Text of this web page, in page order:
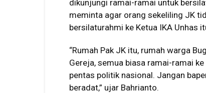
dikunjungi ramai-ramai untuk
meminta agar orang sekeliling JK
bersilaturahmi ke Ketua IKA Unhas
“Rumah Pak JK itu, rumah warga
Gereja, semua biasa ramai-ramai
pentas politik nasional. Jangan
beradat,” ujar Bahrianto.